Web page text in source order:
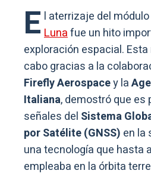
E l aterrizaje del módulo
Lunafue un hito
exploración espacial.
cabo gracias a la
Firefly Aerospacey la
Italiana, demostró que es
señales del Sistema
por Satélite (GNSS) en la
una tecnología que hasta
empleaba en la órbita